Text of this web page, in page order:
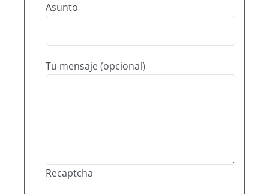
Asunto
Tu mensaje (opcional)
Recaptcha